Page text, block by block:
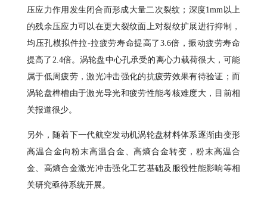
压应力作用发生闭合而形成大量二次裂纹；深度1mm以上
的残余压应力可以在更大裂纹面上对裂纹扩展进行抑制，
均压孔模拟件拉-拉疲劳寿命提高了3.6倍，振动疲劳寿命
提高了2.4倍。涡轮盘中心孔承受的离心力载荷很大，可能
属于低周疲劳，激光冲击强化的抗疲劳效果有待验证；而
涡轮盘榫槽由于激光导光和疲劳性能考核难度大，目前相
关报道很少。
另外，随着下一代航空发动机涡轮盘材料体系逐渐由变形
高温合金向粉末高温合金、高熵合金转变，粉末高温合
金、高熵合金激光冲击强化工艺基础及服役性能影响等相
关研究亟待系统开展。